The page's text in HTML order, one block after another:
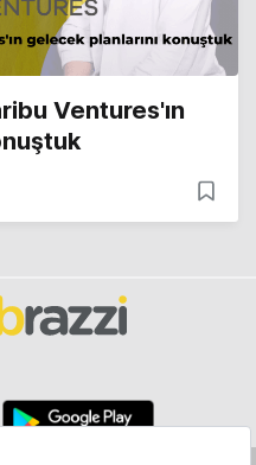
Ventures'ın